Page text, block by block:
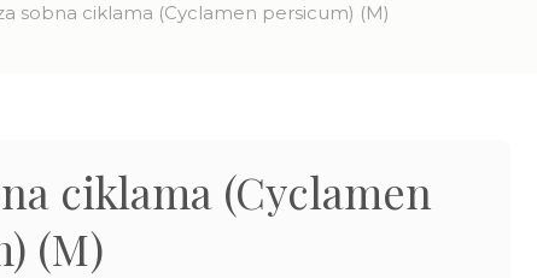
sobna ciklama (Cyclamen persicum) (M)
ciklama (Cyclamen
(M)